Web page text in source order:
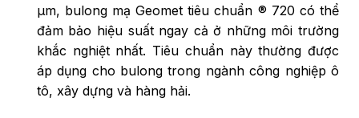
μm, bulong mạ Geomet tiêu chuẩn ® 720 có thể
đảm bảo hiệu suất ngay cả ở những môi trường
khắc nghiệt nhất. Tiêu chuẩn này thường được
áp dụng cho bulong trong ngành công nghiệp ô
tô, xây dựng và hàng hải.